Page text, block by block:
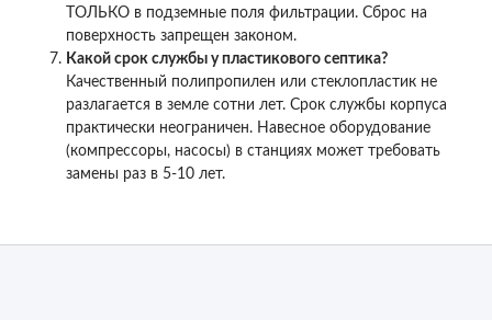
ТОЛЬКО в подземные поля фильтрации. Сброс на
поверхность запрещен законом.
Какой срок службы у пластикового септика?
Качественный полипропилен или стеклопластик не
разлагается в земле сотни лет. Срок службы корпуса
практически неограничен. Навесное оборудование
(компрессоры, насосы) в станциях может требовать
замены раз в 5-10 лет.